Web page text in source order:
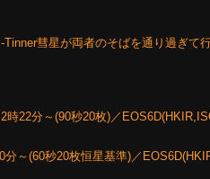
彗星が両者のそばを通り過ぎて
時22分～(90秒20枚)／
分～(60秒20枚恒星基準)／